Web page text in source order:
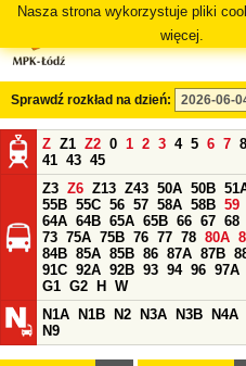
Nasza strona wykorzystuje pliki
więcej.
Sprawdź rozkład na dzień:
Z Z1 Z2 0 1 2 3 4 5 6 7 8
41 43 45
Z3 Z6 Z13 Z43 50A 50B
55B 55C 56 57 58A 58B 59
64A 64B 65A 65B 66 67 68
73 75A 75B 76 77 78 80A
84B 85A 85B 86 87A 87B
91C 92A 92B 93 94 96 97A
G1 G2 H
W
N1A
N1B N2 N3A N3B N4A
N9